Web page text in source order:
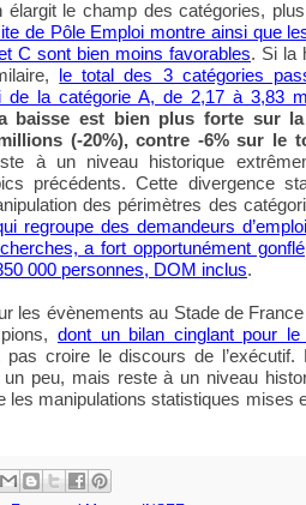
élargit le champ des catégories,
de Pôle Emploi montre ainsi que
C sont bien moins favorables. Si la
le total des 3 catégories
de la catégorie A, de 2,17 à 3,83
baisse est bien plus forte sur
(-20%), contre -6% sur le
à un niveau historique
précédents. Cette divergence
des périmètres des
regroupe des demandeurs
a fort opportunément
000 personnes, DOM inclus.
les évènements au Stade de
dont un bilan cinglant pour le
croire le discours de
peu, mais reste à un niveau
les manipulations statistiques mises